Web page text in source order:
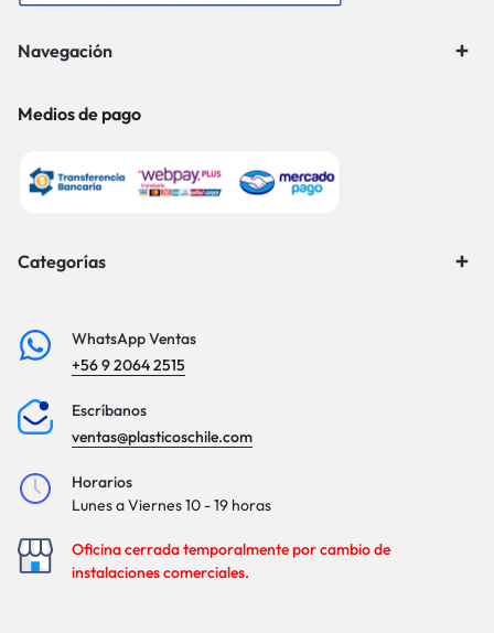
Navegación
Medios de pago
Categorías
WhatsApp Ventas
+56 9 2064 2515
Escríbanos
ventas@plasticoschile.com
Horarios
Lunes a Viernes 10 - 19 horas
Oficina cerrada temporalmente por cambio de
instalaciones comerciales.